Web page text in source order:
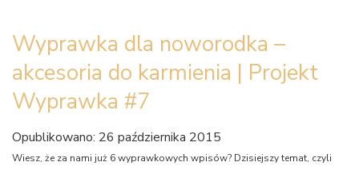
Wyprawka dla noworodka –
akcesoria do karmienia | Projekt
Wyprawka #7
Opublikowano: 26 października 2015
Wiesz, że za nami już 6 wyprawkowych wpisów? Dzisiejszy temat, czyli